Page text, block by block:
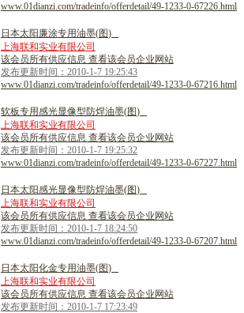
www.01dianzi.com/tradeinfo/offerdetail/49-1233-0-67226.html
日 本太阳 廉涂专用油墨(图)
上海联和实业有限公司
该会员所有供应信息 查看该会员企业网站
发布更新时间：2010-1-7 19:25:43
www.01dianzi.com/tradeinfo/offerdetail/49-1233-0-67216.html
软板专用感光显像型防焊油墨(图)
上海联和实业有限公司
该会员所有供应信息 查看该会员企业网站
发布更新时间：2010-1-7 19:25:32
www.01dianzi.com/tradeinfo/offerdetail/49-1233-0-67227.html
日 本太阳感光显像型防焊油墨(图)
上海联和实业有限公司
该会员所有供应信息 查看该会员企业网站
发布更新时间：2010-1-7 18:24:50
www.01dianzi.com/tradeinfo/offerdetail/49-1233-0-67207.html
日 本太阳化金专用油墨(图)
上海联和实业有限公司
该会员所有供应信息 查看该会员企业网站
发布更新时间：2010-1-7 17:23:49